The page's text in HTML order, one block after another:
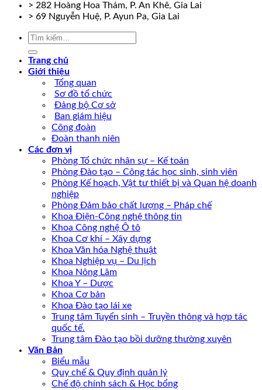
> 282 Hoàng Hoa Thám, P. An Khê, Gia Lai
> 69 Nguyễn Huệ, P. Ayun Pa, Gia Lai
Trang chủ
Giới thiệu
Tổng quan
Sơ đồ tổ chức
Đảng bộ Cơ sở
Ban giám hiệu
Công đoàn
Đoàn thanh niên
Các đơn vị
Phòng Tổ chức nhân sự – Kế toán
Phòng Đào tạo – Công tác học sinh, sinh viên
Phòng Kế hoạch, Vật tư thiết bị và Quan hệ doanh
nghiệp
Phòng Đảm bảo chất lượng – Pháp chế
Khoa Điện-Công nghệ thông tin
Khoa Công nghệ Ô tô
Khoa Cơ khí – Xây dựng
Khoa Văn hóa Nghệ thuật
Khoa Nghiệp vụ – Du lịch
Khoa Nông Lâm
Khoa Y – Dược
Khoa Cơ bản
Khoa Đào tạo lái xe
Trung tâm Tuyển sinh – Truyền thông và hợp tác
quốc tế.
Trung tâm Đào tạo bồi dưỡng thường xuyên
Văn Bản
Biểu mẫu
Quy chế & Quy định quản lý
Chế độ chính sách & Học bổng